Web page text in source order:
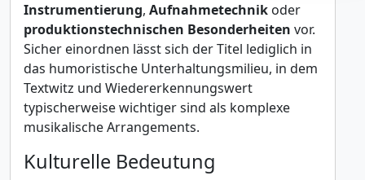
Instrumentierung, Aufnahmetechnik oder
produktionstechnischen Besonderheiten vor.
Sicher einordnen lässt sich der Titel lediglich in
das humoristische Unterhaltungsmilieu, in dem
Textwitz und Wiedererkennungswert
typischerweise wichtiger sind als komplexe
musikalische Arrangements.
Kulturelle Bedeutung